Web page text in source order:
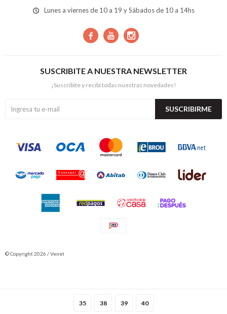
35 38 39 40
Lunes a viernes de 10 a 19 y Sábados de 10 a 14hs
  
SUSCRIBITE A NUESTRA NEWSLETTER
¡Suscribite y recibí todas nuestras novedades!
SUSCRIBIRME
© Copyright 2026 / Venet